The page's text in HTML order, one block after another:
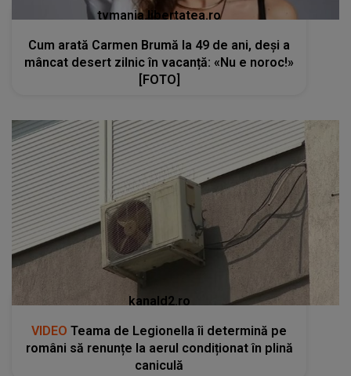
tvmania.libertatea.ro
Cum arată Carmen Brumă la 49 de ani, deși a
mâncat desert zilnic în vacanță: «Nu e noroc!»
[FOTO]
kanald2.ro
VIDEO Teama de Legionella îi determină pe
români să renunțe la aerul condiționat în plină
caniculă